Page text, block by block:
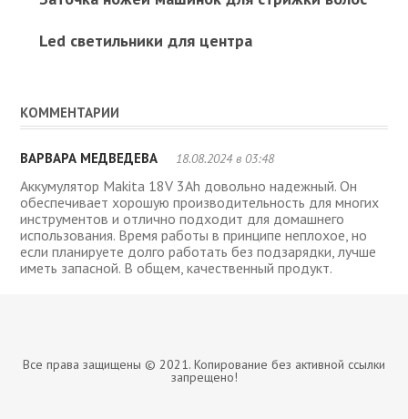
Led светильники для центра
КОММЕНТАРИИ
ВАРВАРА МЕДВЕДЕВА 18.08.2024 в 03:48
Аккумулятор Makita 18V 3Ah довольно надежный. Он
обеспечивает хорошую производительность для многих
инструментов и отлично подходит для домашнего
использования. Время работы в принципе неплохое, но
если планируете долго работать без подзарядки, лучше
иметь запасной. В общем, качественный продукт.
Все права защищены © 2021. Копирование без активной ссылки
запрещено!